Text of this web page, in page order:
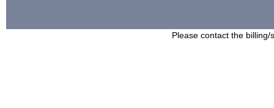
Please contact the